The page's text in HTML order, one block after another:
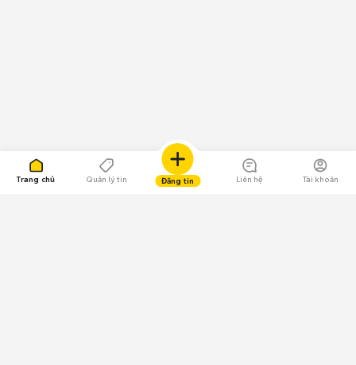
Trang chủ Quản lý tin Đăng tin Liên hệ Tài khoản